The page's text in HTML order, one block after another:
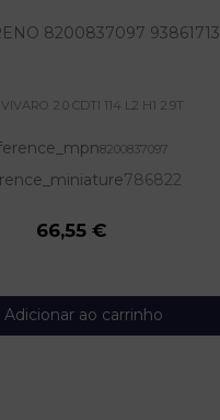
8200837097 93861713
2.0 CDTI 114 L2 H1 2.9T
8200837097
786822
66,55 €
Adicionar ao carrinho